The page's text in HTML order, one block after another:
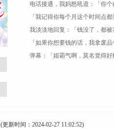
电话接通，我妈怒吼道：「你个
「我记得你每个月这个时间点都
我淡淡地回复：「钱没了，都被
「如果你想要钱的话，我拿废品
弹幕：「姐霸气啊，莫名觉得好
(更新时间：2024-02-27 11:02:52)